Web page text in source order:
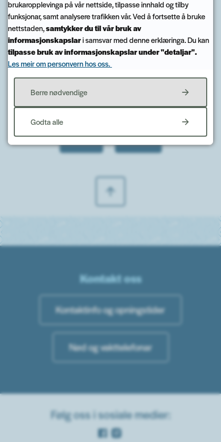
Publisert 09.04.2024 15.08 Sist endra 06.06.2024 10.38
Fann du det du leita etter?
Ja Nei
Til toppen
Kontakt oss
Kontaktinfo og opningstider
Nød og vakttelefonar
Følg oss i sosiale medier:
FacebookInstagram
brukaropplevinga på vår nettside, tilpasse innhald og tilby
funksjonar, samt analysere trafikken vår. Ved å fortsette å bruke
nettstaden,samtykker du til vår bruk av
informasjonskapslari samsvar med denne erklæringa. Du kan
tilpasse bruk av informasjonskapslar under "detaljar".
Les meir om personvern hos oss.
Berre nødvendige
Godta alle